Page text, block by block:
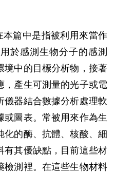
本篇中是指被利用來當作
於感測生物分子的感測
境中的目標分析物，接著
，產生可測量的光子或電
儀器結合數據分析處理軟
或圖表。常被用來作為生
化的酶、抗體、核酸、細
有其優缺點，目前這些材
檢測裡。在這些生物材料